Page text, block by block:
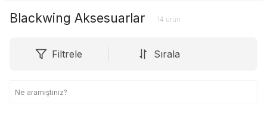
Blackwing Aksesuarlar 14 ürün
Filtrele Sırala